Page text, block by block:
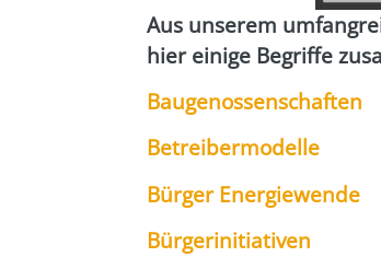
Aus unse­rem
hier eini­ge Begrif­fe
Bau­ge­nos­sen­schaf­ten
Betrei­ber­mo­del­le
Bür­ger Ener­gie­wen­de
Bür­ger­initia­ti­ven